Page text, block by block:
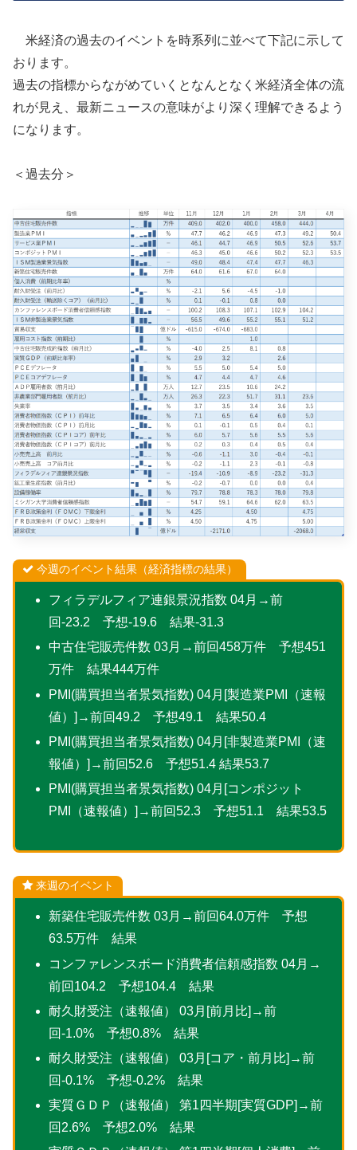
米経済の過去のイベントを時系列に並べて下記に示して
おります。
過去の指標からながめていくとなんとなく米経済全体の流
れが見え、最新ニュースの意味がより深く理解できるよう
になります。
＜過去分＞
今週のイベント結果（経済指標の結果）
フィラデルフィア連銀景況指数 04月→前
回-23.2 予想-19.6 結果-31.3
中古住宅販売件数 03月→前回458万件 予想451
万件 結果444万件
PMI(購買担当者景気指数) 04月[製造業PMI（速報
値）]→前回49.2 予想49.1 結果50.4
PMI(購買担当者景気指数) 04月[非製造業PMI（速
報値）]→前回52.6 予想51.4 結果53.7
PMI(購買担当者景気指数) 04月[コンポジット
PMI（速報値）]→前回52.3 予想51.1 結果53.5
来週のイベント
新築住宅販売件数 03月→前回64.0万件 予想
63.5万件 結果
コンファレンスボード消費者信頼感指数 04月→
前回104.2 予想104.4 結果
耐久財受注（速報値） 03月[前月比]→前
回-1.0% 予想0.8% 結果
耐久財受注（速報値） 03月[コア・前月比]→前
回-0.1% 予想-0.2% 結果
実質ＧＤＰ（速報値） 第1四半期[実質GDP]→前
回2.6% 予想2.0% 結果